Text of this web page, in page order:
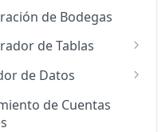
de Bodegas
de Tablas
de Tablas de
de Tablas para
de Datos
de Cuentas
de Cuentas